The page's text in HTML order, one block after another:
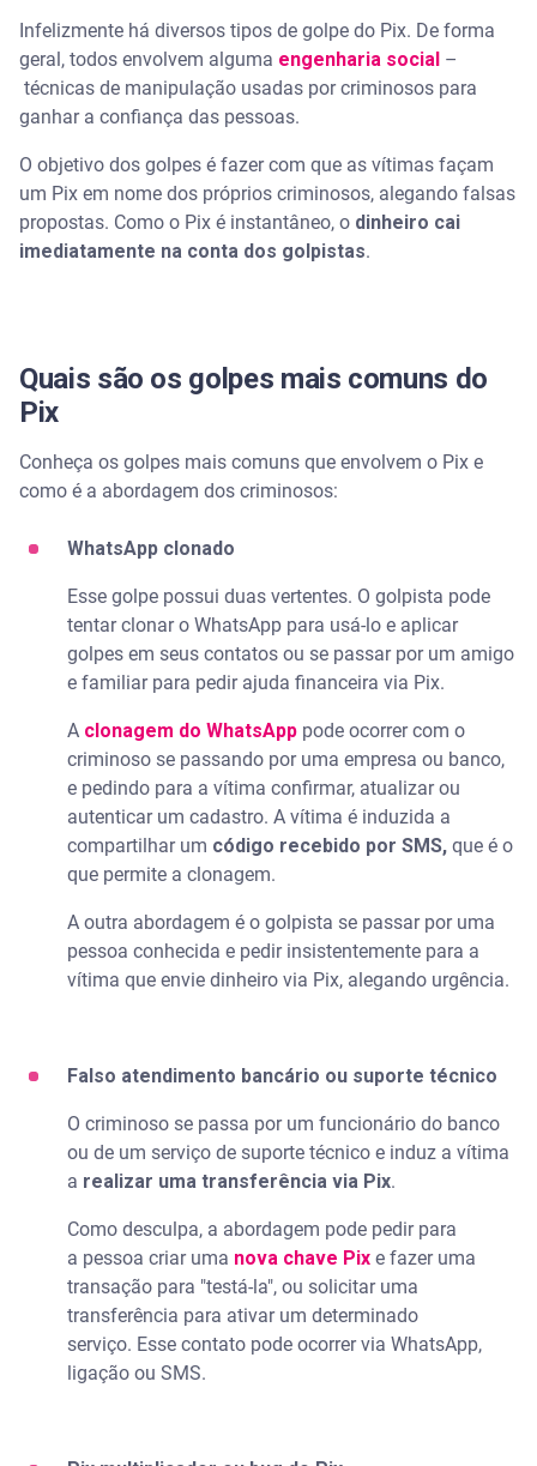
Infelizmente há diversos tipos de golpe do Pix. De forma
geral, todos envolvem alguma engenharia social –
técnicas de manipulação usadas por criminosos para
ganhar a confiança das pessoas.
O objetivo dos golpes é fazer com que as vítimas façam
um Pix em nome dos próprios criminosos, alegando falsas
propostas. Como o Pix é instantâneo, o dinheiro cai
imediatamente na conta dos golpistas.
Quais são os golpes mais comuns do
Pix
Conheça os golpes mais comuns que envolvem o Pix e
como é a abordagem dos criminosos:
WhatsApp clonado
Esse golpe possui duas vertentes. O golpista pode
tentar clonar o WhatsApp para usá-lo e aplicar
golpes em seus contatos ou se passar por um amigo
e familiar para pedir ajuda financeira via Pix.
A clonagem do WhatsApp pode ocorrer com o
criminoso se passando por uma empresa ou banco,
e pedindo para a vítima confirmar, atualizar ou
autenticar um cadastro. A vítima é induzida a
compartilhar um código recebido por SMS, que é o
que permite a clonagem.
A outra abordagem é o golpista se passar por uma
pessoa conhecida e pedir insistentemente para a
vítima que envie dinheiro via Pix, alegando urgência.
Falso atendimento bancário ou suporte técnico
O criminoso se passa por um funcionário do banco
ou de um serviço de suporte técnico e induz a vítima
a realizar uma transferência via Pix.
Como desculpa, a abordagem pode pedir para
a pessoa criar uma nova chave Pix e fazer uma
transação para "testá-la", ou solicitar uma
transferência para ativar um determinado
serviço. Esse contato pode ocorrer via WhatsApp,
ligação ou SMS.